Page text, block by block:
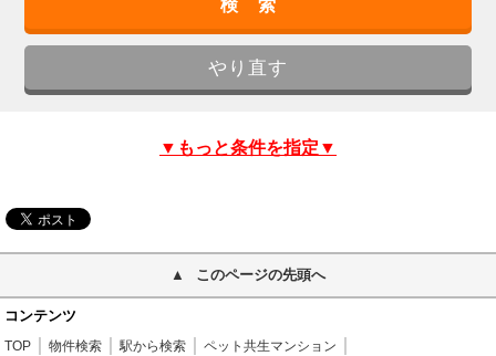
▼もっと条件を指定▼
このページの先頭へ
コンテンツ
TOP 物件検索 駅から検索
ペット共生マンション